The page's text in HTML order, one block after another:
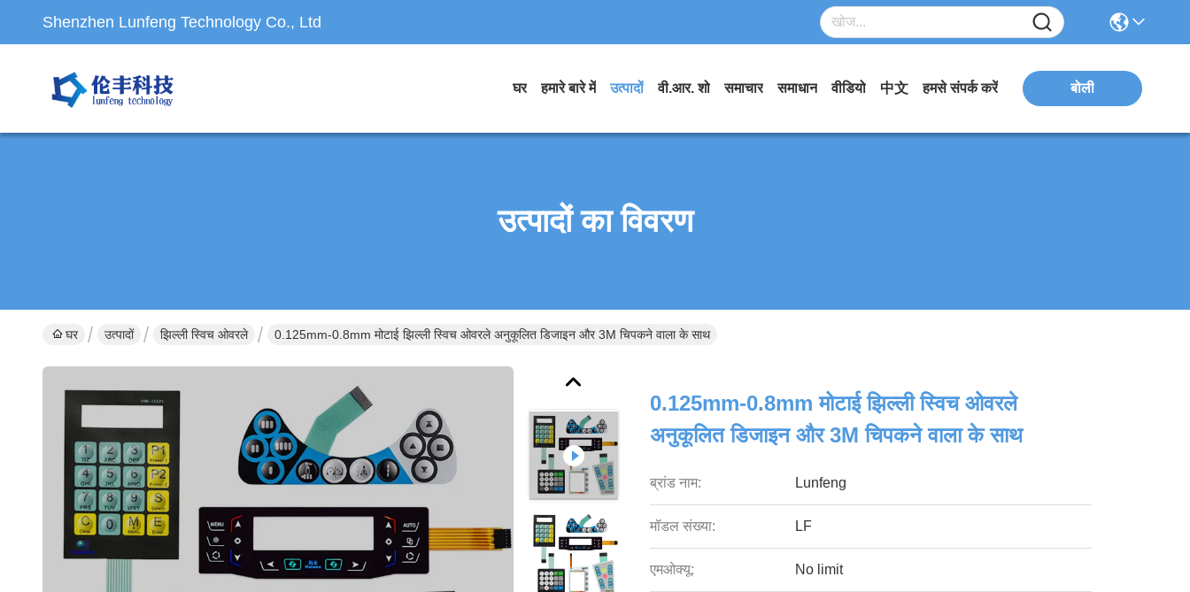
Shenzhen Lunfeng Technology Co., Ltd
घर हमारे बारे में उत्पादों वी.आर. शो समाचार समाधान वीडियो 中文 हमसे संपर्क करें बोली
उत्पादों का विवरण
घर उत्पादों झिल्ली स्विच ओवरले 0.125mm-0.8mm मोटाई झिल्ली स्विच ओवरले अनुकूलित डिजाइन और 3M चिपकने वाला के साथ
0.125mm-0.8mm मोटाई झिल्ली स्विच ओवरले
अनुकूलित डिजाइन और 3M चिपकने वाला के साथ
ब्रांड नाम: Lunfeng
मॉडल संख्या: LF
एमओक्यू: No limit